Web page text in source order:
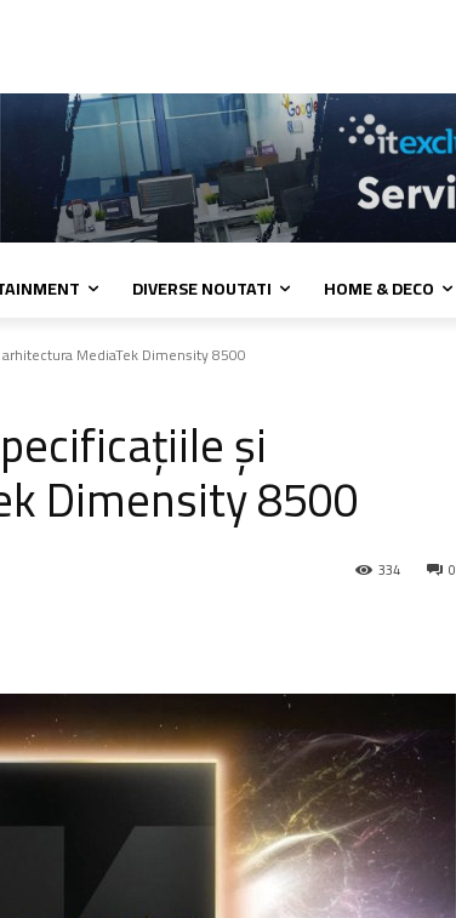
DIVERSE NOUTATI HOME & DECO
MediaTek Dimensity 8500
și
Dimensity 8500
0
334